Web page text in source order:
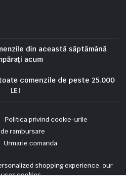
din această săptămână
acum
comenzile de peste 25.000
LEI
Politica privind cookie-urile
rambursare
Urmarie comanda
reserved. Powered by iTistul.ro.
shopping experience, our
cookies.